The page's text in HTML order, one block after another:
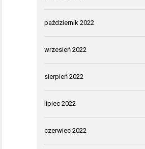
październik 2022
wrzesień 2022
sierpień 2022
lipiec 2022
czerwiec 2022